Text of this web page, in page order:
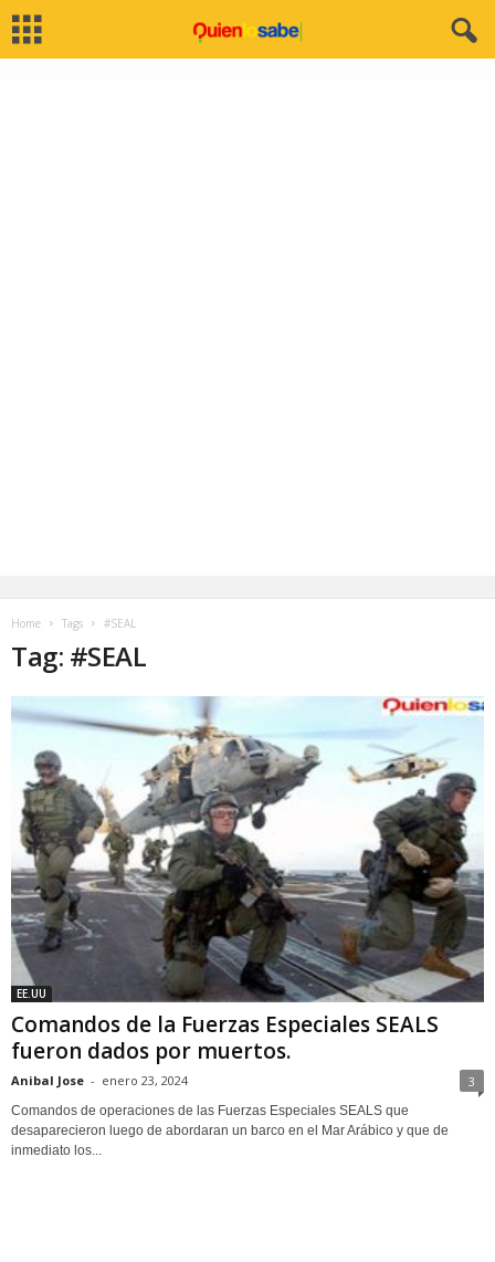
Home Tags #SEAL
Tag: #SEAL
EE.UU
Comandos de la Fuerzas Especiales SEALS
fueron dados por muertos.
Anibal Jose - enero 23, 2024 3
Comandos de operaciones de las Fuerzas Especiales SEALS que
desaparecieron luego de abordaran un barco en el Mar Arábico y que de
inmediato los...